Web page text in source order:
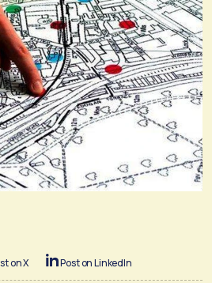
on X Post on LinkedIn